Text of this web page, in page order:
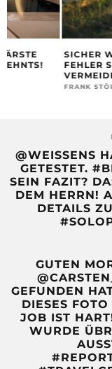
SICHER WANDERN
FEHLER SOLLTEN
VERMEIDEN
FRANK STÖRBRAUCK
@WEISSENS
GETESTET.
SEIN FAZIT?
DEM HERRN!
DETAILS
GUTEN
GEFUNDEN
DIESES
JOB IST
WURDE